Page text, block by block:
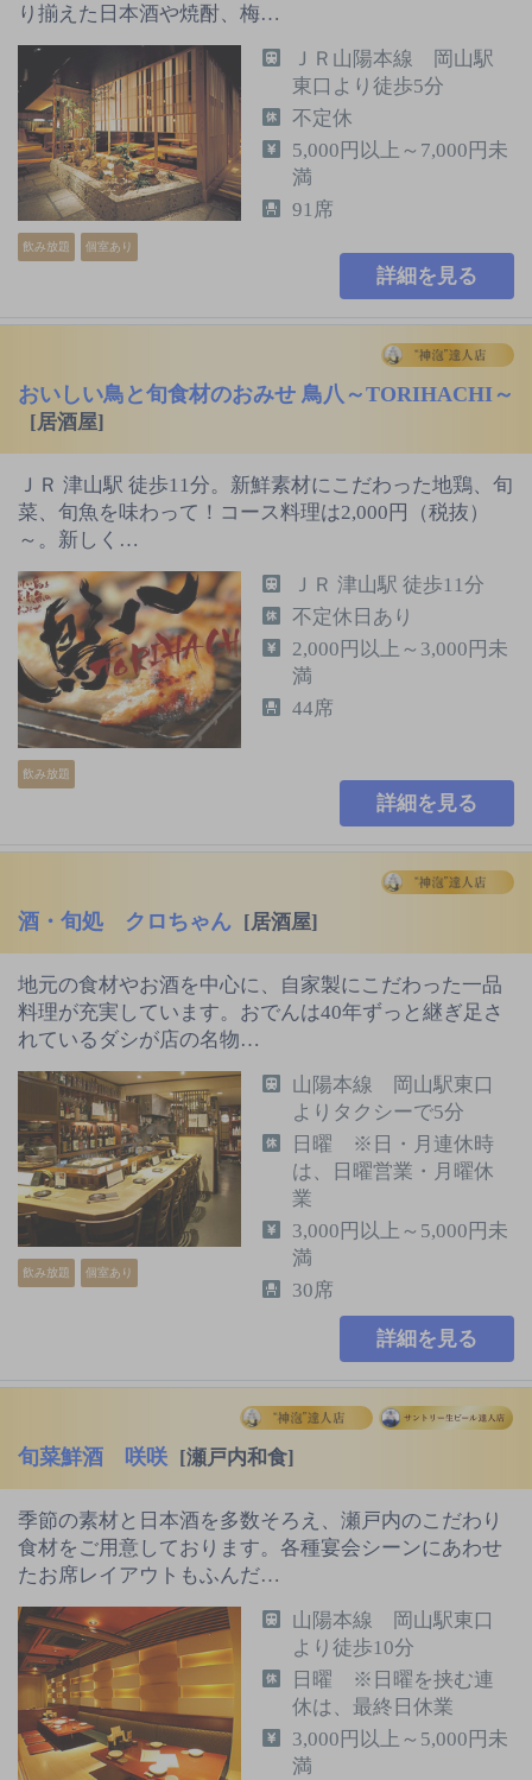
り揃えた日本酒や焼酎、梅…
飲み放題 個室あり
ＪＲ山陽本線 岡山駅
東口より徒歩5分
不定休
5,000円以上～7,000円未
満
91席
詳細を見る
おいしい鳥と旬食材のおみせ 鳥八～TORIHACHI～
[居酒屋]
ＪＲ 津山駅 徒歩11分。新鮮素材にこだわった地鶏、旬
菜、旬魚を味わって！コース料理は2,000円（税抜）
～。新しく…
飲み放題
ＪＲ 津山駅 徒歩11分
不定休日あり
2,000円以上～3,000円未
満
44席
詳細を見る
酒・旬処 クロちゃん [居酒屋]
地元の食材やお酒を中心に、自家製にこだわった一品
料理が充実しています。おでんは40年ずっと継ぎ足さ
れているダシが店の名物…
飲み放題 個室あり
山陽本線 岡山駅東口
よりタクシーで5分
日曜 ※日・月連休時
は、日曜営業・月曜休
業
3,000円以上～5,000円未
満
30席
詳細を見る
旬菜鮮酒 咲咲 [瀬戸内和食]
季節の素材と日本酒を多数そろえ、瀬戸内のこだわり
食材をご用意しております。各種宴会シーンにあわせ
たお席レイアウトもふんだ…
山陽本線 岡山駅東口
より徒歩10分
日曜 ※日曜を挟む連
休は、最終日休業
3,000円以上～5,000円未
満